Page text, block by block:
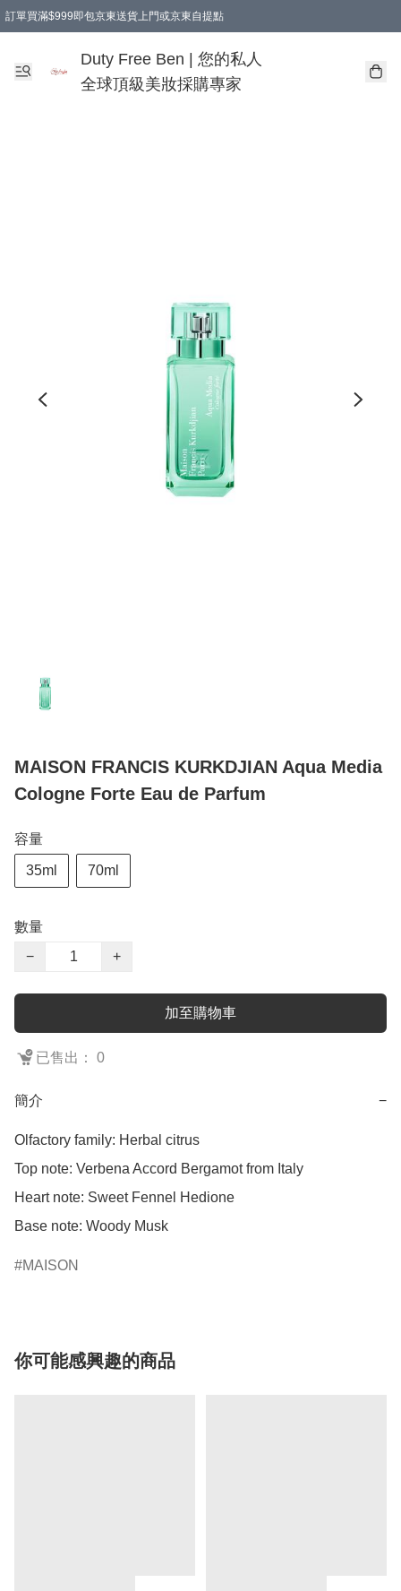
訂單買滿$999即包京東送貨上門或京東自提點
Duty Free Ben | 您的私人
全球頂級美妝採購專家
MAISON FRANCIS KURKDJIAN Aqua Media
Cologne Forte Eau de Parfum
容量
35ml 70ml
數量
−
+
加至購物車
已售出： 0
簡介 −
Olfactory family: Herbal citrus
Top note: Verbena Accord Bergamot from Italy
Heart note: Sweet Fennel Hedione
Base note: Woody Musk
MAISON
你可能感興趣的商品